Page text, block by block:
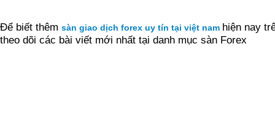
Để biết thêm sàn giao dịch forex uy tín tại việt nam hiện nay
theo dõi các bài viết mới nhất tại danh mục sàn Forex